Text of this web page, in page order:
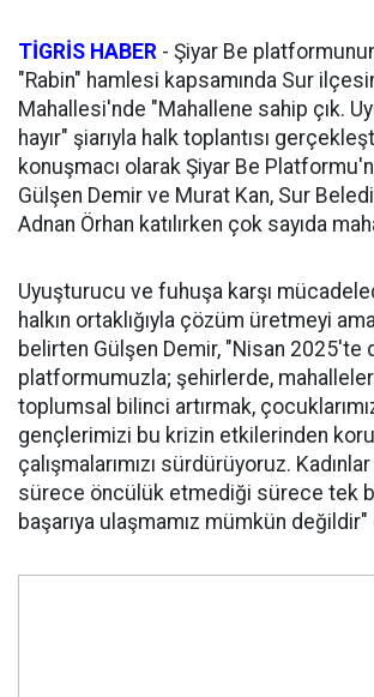
TİGRİS HABER - Şiyar Be
"Rabin" hamlesi kapsamında Sur
Mahallesi'nde "Mahallene sahip çık.
hayır" şiarıyla halk toplantısı
konuşmacı olarak Şiyar Be
Gülşen Demir ve Murat Kan, Sur
Adnan Örhan katılırken çok sayıda
Uyuşturucu ve fuhuşa karşı
halkın ortaklığıyla çözüm üretmeyi
belirten Gülşen Demir, "Nisan 2025'te
platformumuzla; şehirlerde,
toplumsal bilinci artırmak,
gençlerimizi bu krizin etkilerinden
çalışmalarımızı sürdürüyoruz.
sürece öncülük etmediği sürece tek
başarıya ulaşmamız mümkün değildir"